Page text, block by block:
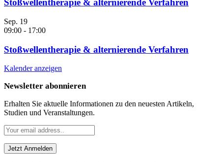
Stoßwellentherapie & alternierende Verfahren
Sep. 19
09:00 - 17:00
Stoßwellentherapie & alternierende Verfahren
Kalender anzeigen
Newsletter abonnieren
Erhalten Sie aktuelle Informationen zu den neuesten Artikeln,
Studien und Veranstaltungen.